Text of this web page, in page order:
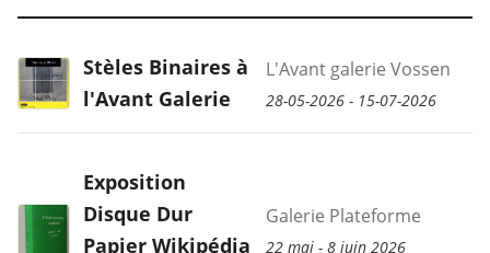
Stèles Binaires à
l'Avant Galerie
L'Avant galerie Vossen
28-05-2026 - 15-07-2026
Exposition
Disque Dur
Papier Wikipédia
Galerie Plateforme
22 mai - 8 juin 2026